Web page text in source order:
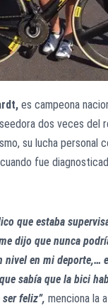
es campeona
dos veces del
su lucha personal
fue
que estaba
dijo que nunca
nivel en mi deporte,…
sabía que la bici
feliz”, menciona la